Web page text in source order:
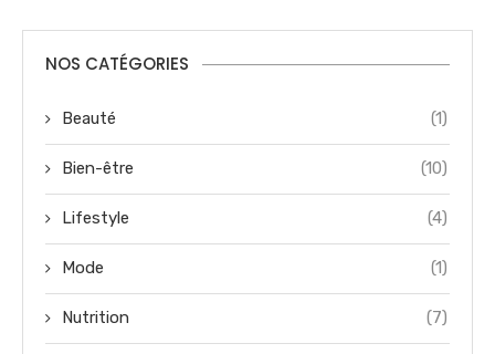
NOS CATÉGORIES
Beauté (1)
Bien-être (10)
Lifestyle (4)
Mode (1)
Nutrition (7)